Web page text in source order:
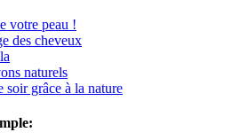
votre peau !
des cheveux
naturels
soir grâce à la nature